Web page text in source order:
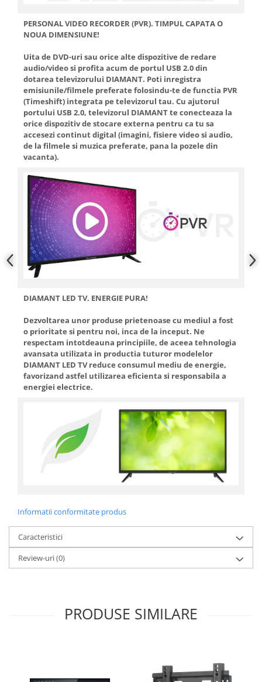
PERSONAL VIDEO RECORDER (PVR). TIMPUL CAPATA O
NOUA DIMENSIUNE!
Uita de DVD-uri sau orice alte dispozitive de redare
audio/video si profita acum de portul USB 2.0 din
dotarea televizorului DIAMANT. Poti inregistra
emisiunile/filmele preferate folosindu-te de functia PVR
(Timeshift) integrata pe televizorul tau. Cu ajutorul
portului USB 2.0, televizorul DIAMANT te conecteaza la
orice dispozitiv de stocare externa pentru ca tu sa
accesezi continut digital (imagini, fisiere video si audio,
de la filmele si muzica preferate, pana la pozele din
vacanta).
DIAMANT LED TV. ENERGIE PURA!
Dezvoltarea unor produse prietenoase cu mediul a fost
o prioritate si pentru noi, inca de la inceput. Ne
respectam intotdeauna principiile, de aceea tehnologia
avansata utilizata in productia tuturor modelelor
DIAMANT LED TV reduce consumul mediu de energie,
favorizand astfel utilizarea eficienta si responsabila a
energiei electrice.
Informatii conformitate produs
Caracteristici
Review-uri(0)
PRODUSE SIMILARE